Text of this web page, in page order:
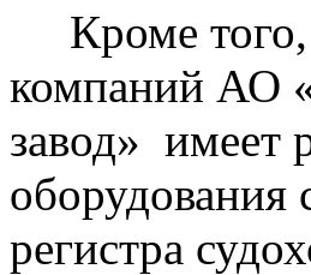
Кроме того,
компаний АО
завод» имеет
оборудования
регистра